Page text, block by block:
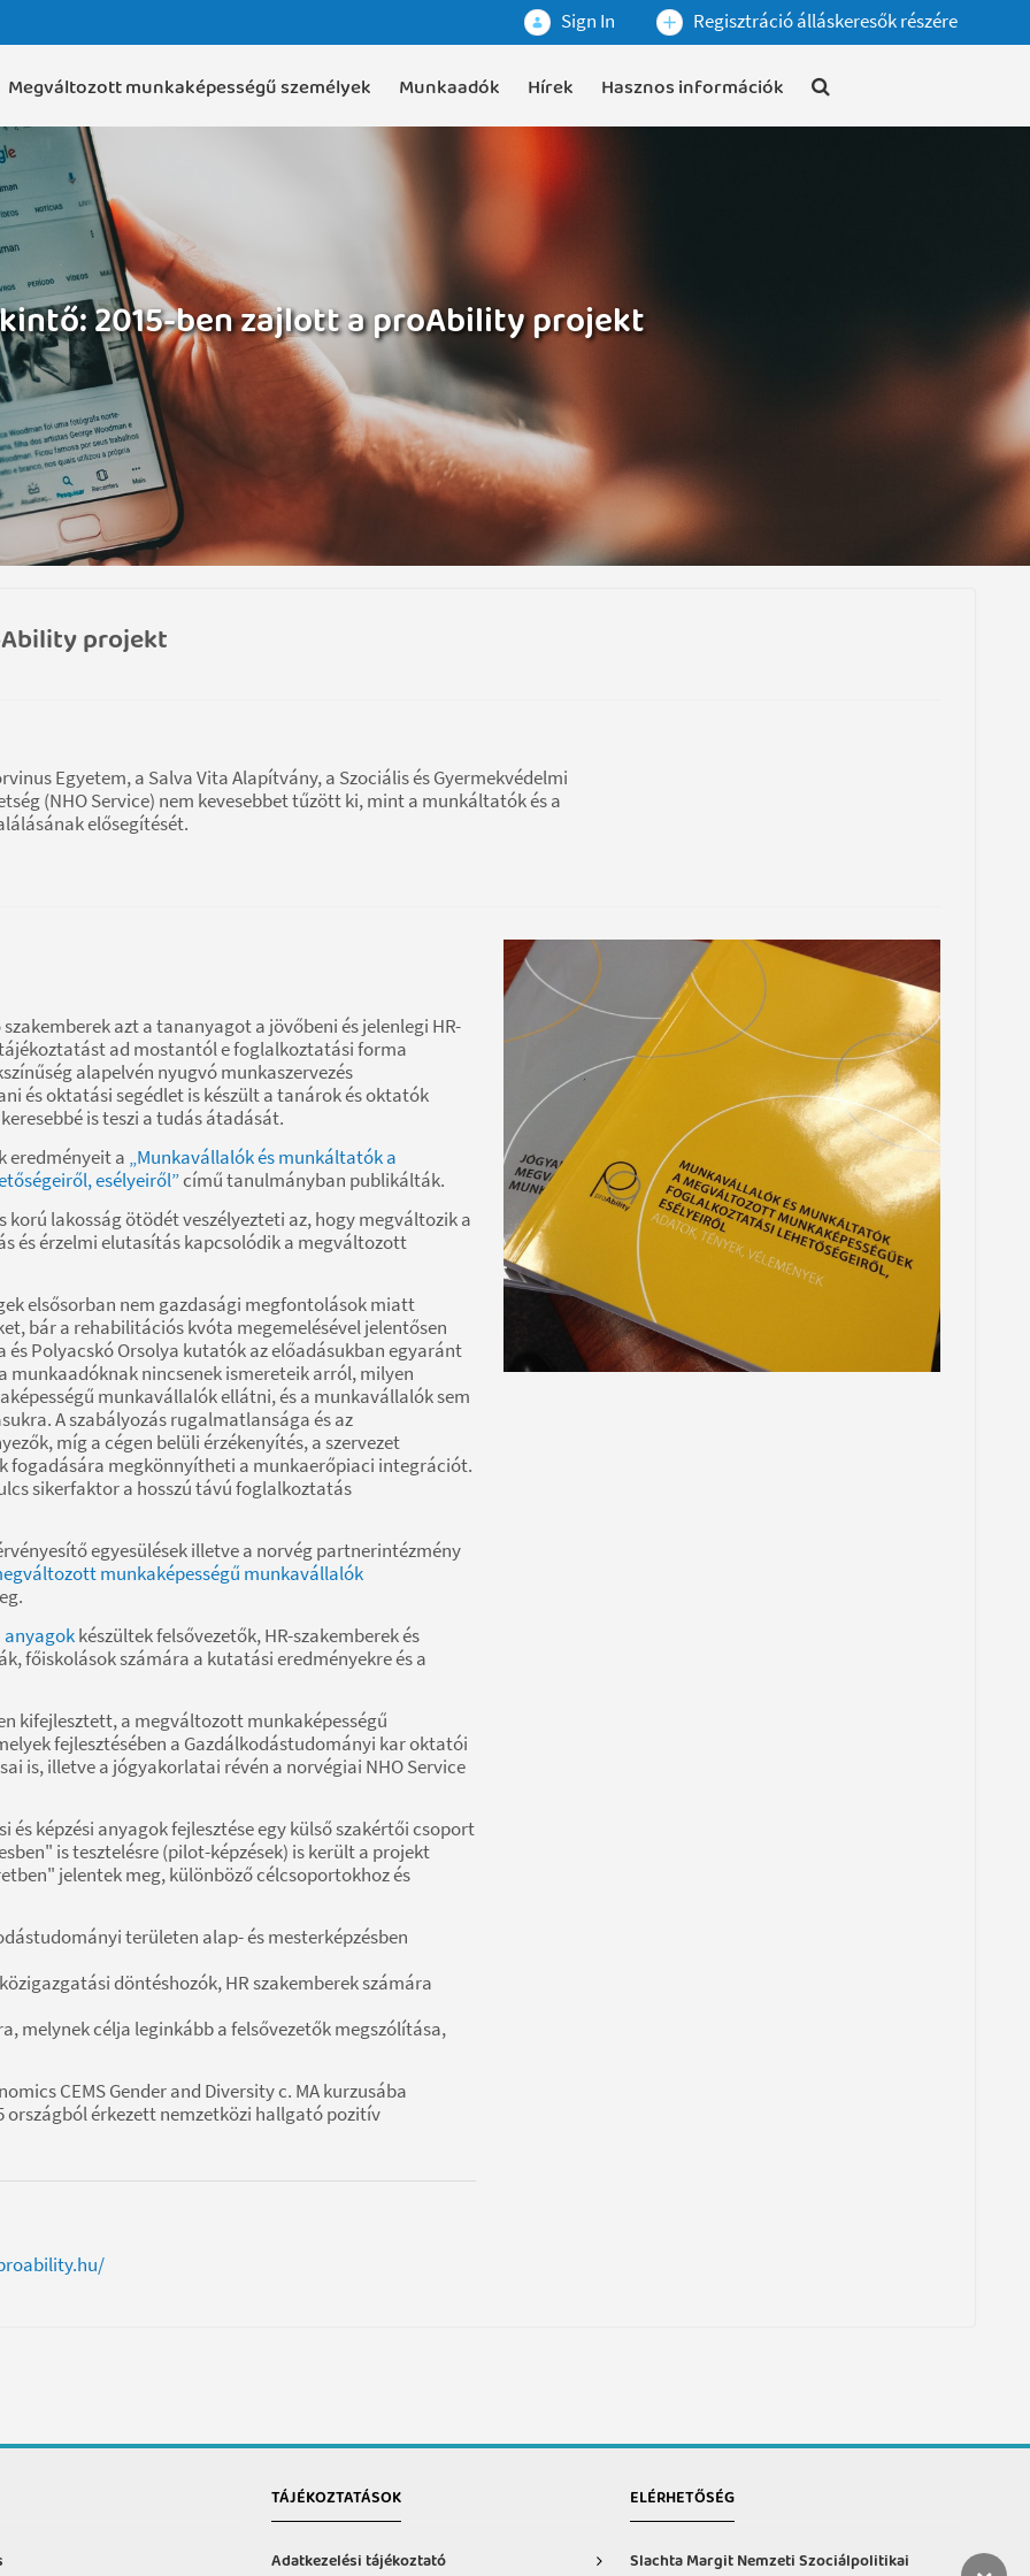
Sign In Regisztráció álláskeresők részére
Megváltozott munkaképességű személyek Munkaadók Hírek Hasznos információk
2015-ben zajlott a proAbility projekt
projekt
Egyetem, a Salva Vita Alapítvány, a Szociális és Gyermekvédelmi
(NHO Service) nem kevesebbet tűzött ki, mint a munkáltatók és a
elősegítését.
azt a tananyagot a jövőbeni és jelenlegi HR-
ad mostantól e foglalkoztatási forma
alapelvén nyugvó munkaszervezés
és oktatási segédlet is készült a tanárok és oktatók
is teszi a tudás átadását.
eredményeit a „Munkavállalók és munkáltatók a
esélyeiről”című tanulmányban publikálták.
lakosság ötödét veszélyezteti az, hogy megváltozik a
és érzelmi elutasítás kapcsolódik a megváltozott
elsősorban nem gazdasági megfontolások miatt
bár a rehabilitációs kvóta megemelésével jelentősen
Polyacskó Orsolya kutatók az előadásukban egyaránt
nincsenek ismereteik arról, milyen
munkavállalók ellátni, és a munkavállalók sem
A szabályozás rugalmatlansága és az
míg a cégen belüli érzékenyítés, a szervezet
fogadására megkönnyítheti a munkaerőpiaci integrációt.
sikerfaktor a hosszú távú foglalkoztatás
egyesülések illetve a norvég partnerintézmény
munkaképességű munkavállalók
anyagokkészültek felsővezetők, HR-szakemberek és
főiskolások számára a kutatási eredményekre és a
kifejlesztett, a megváltozott munkaképességű
fejlesztésében a Gazdálkodástudományi kar oktatói
is, illetve a jógyakorlatai révén a norvégiai NHO Service
képzési anyagok fejlesztése egy külső szakértői csoport
is tesztelésre (pilot-képzések) is került a projekt
jelentek meg, különböző célcsoportokhoz és
területen alap- és mesterképzésben
döntéshozók, HR szakemberek számára
melynek célja leginkább a felsővezetők megszólítása,
CEMS Gender and Diversity c. MA kurzusába
érkezett nemzetközi hallgató pozitív
TÁJÉKOZTATÁSOK
Adatkezelési tájékoztató
ELÉRHETŐSÉG
Slachta Margit Nemzeti Szociálpolitikai